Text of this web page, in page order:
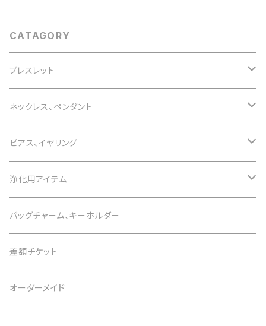
CATAGORY
ブレスレット
誕生石で選ぶ
1月 ガーネット
2月 アメジスト
色で選ぶ
白 white
黒 black
意味で選ぶ
恋愛運
仕事運
ネックレス、ペンダント
誕生石で選ぶ
1月 ガーネット
2月 アメジスト
色で選ぶ
白 white
黒 black
意味で選ぶ
恋愛運
仕事運
ピアス、イヤリング
誕生石で選ぶ
1月 ガーネット
2月 アメジスト
色で選ぶ
白 white
黒 black
意味で選ぶ
恋愛運
浄化用アイテム
さざれ石
バッグチャーム、キーホルダー
差額チケット
オーダーメイド